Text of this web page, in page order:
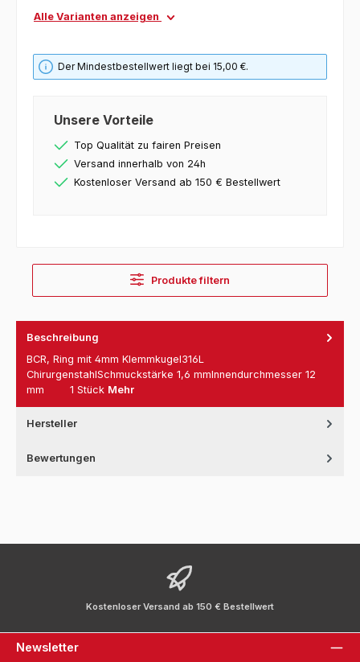
Alle Varianten anzeigen
Der Mindestbestellwert liegt bei 15,00 €.
Unsere Vorteile
Top Qualität zu fairen Preisen
Versand innerhalb von 24h
Kostenloser Versand ab 150 € Bestellwert
Produkte filtern
Beschreibung
BCR, Ring mit 4mm Klemmkugel316L
ChirurgenstahlSchmuckstärke 1,6 mmInnendurchmesser 12
mm 1 Stück Mehr
Hersteller
Bewertungen
Kostenloser Versand ab 150 € Bestellwert
Newsletter